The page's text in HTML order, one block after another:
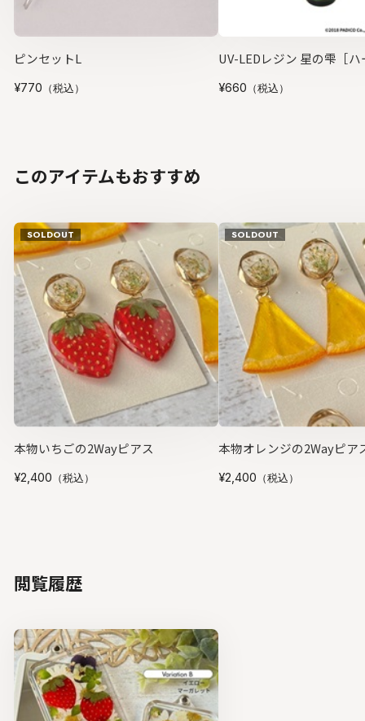
ピンセットL
¥770 （税込）
UV-LEDレジン 星の雫［
¥660 （税込）
このアイテムもおすすめ
SOLDOUT
本物いちごの2Wayピアス
¥2,400 （税込）
SOLDOUT
本物オレンジの2Wayピア
¥2,400 （税込）
閲覧履歴